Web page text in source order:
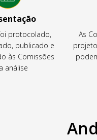
protocolado,
publicado e
às Comissões
análise
As